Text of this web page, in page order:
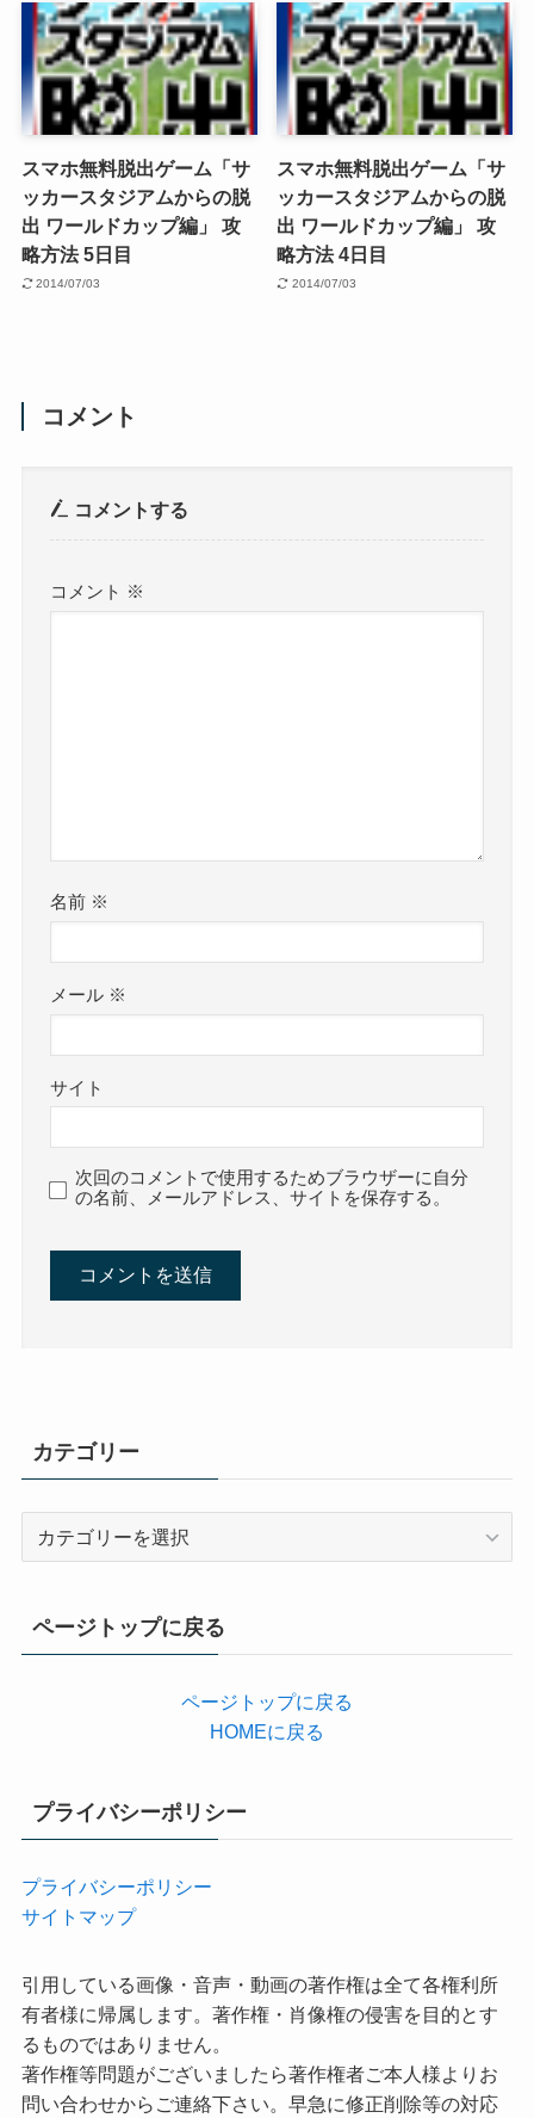
スマホ無料脱出ゲーム「サ
ッカースタジアムからの脱
出 ワールドカップ編」 攻
略方法 5日目
2014/07/03
スマホ無料脱出ゲーム「サ
ッカースタジアムからの脱
出 ワールドカップ編」 攻
略方法 4日目
2014/07/03
コメント
コメントする
コメント ※
名前 ※
メール ※
サイト
次回のコメントで使用するためブラウザーに自分
の名前、メールアドレス、サイトを保存する。
カテゴリー
ページトップに戻る
ページトップに戻る
HOMEに戻る
プライバシーポリシー
プライバシーポリシー
サイトマップ
引用している画像・音声・動画の著作権は全て各権利所
有者様に帰属します。著作権・肖像権の侵害を目的とす
るものではありません。
著作権等問題がございましたら著作権者ご本人様よりお
問い合わせからご連絡下さい。早急に修正削除等の対応